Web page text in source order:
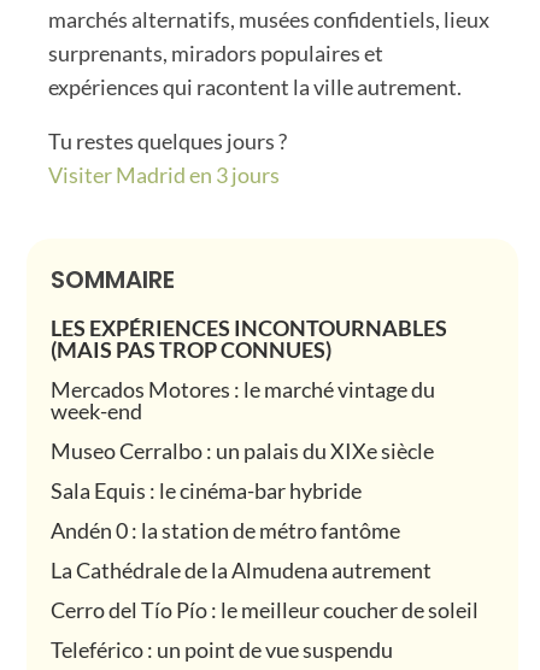
marchés alternatifs, musées confidentiels, lieux
surprenants, miradors populaires et
expériences qui racontent la ville autrement.
Tu restes quelques jours ?
Visiter Madrid en 3 jours
SOMMAIRE
LES EXPÉRIENCES INCONTOURNABLES
(MAIS PAS TROP CONNUES)
Mercados Motores : le marché vintage du
week-end
Museo Cerralbo : un palais du XIXe siècle
Sala Equis : le cinéma-bar hybride
Andén 0 : la station de métro fantôme
La Cathédrale de la Almudena autrement
Cerro del Tío Pío : le meilleur coucher de soleil
Teleférico : un point de vue suspendu